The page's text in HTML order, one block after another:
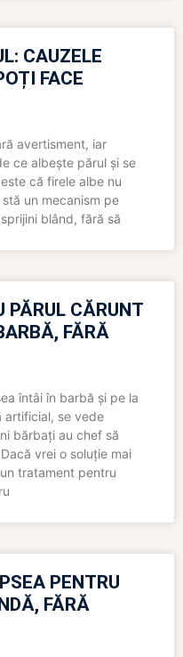
CAUZELE
FACE
avertisment, iar
ce albește părul și se
că firele albe nu
un mecanism pe
blând, fără să
PĂRUL CĂRUNT
FĂRĂ
întâi în barbă și pe la
artificial, se vede
bărbați au chef să
vrei o soluție mai
tratament pentru
PENTRU
FĂRĂ